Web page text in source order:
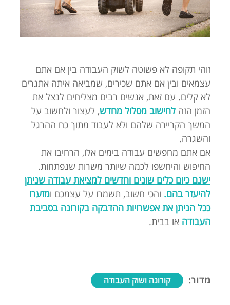
זוהי תקופה לא פשוטה לשוק העבודה בין אם אתם
עצמאים ובין אם אתם שכירים, שמביאה איתה אתגרים
לא קלים. עם זאת, אנשים רבים מצליחים לנצל את
הזמן הזה לחישוב מסלול מחדש, לעצור ולחשוב על
המשך הקריירה שלהם ולא לעבוד מתוך כח ההרגל
והשגרה.
אם אתם מחפשים עבודה בימים אלו, הרחיבו את
החיפוש והיחשפו לכמה שיותר משרות שנפתחות.
ישנם כיום כלים שונים וחדשים למציאת עבודה שניתן
להיעזר בהם. והכי חשוב, תשמרו על עצמכם ומזערו
ככל הניתן את אפשרויות ההדבקה בקורונה בסביבת
העבודה או בבית.
מדור: קורונה ושוק העבודה